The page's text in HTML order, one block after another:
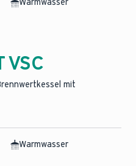
Warmwasser
VSC
mit
Warmwasser